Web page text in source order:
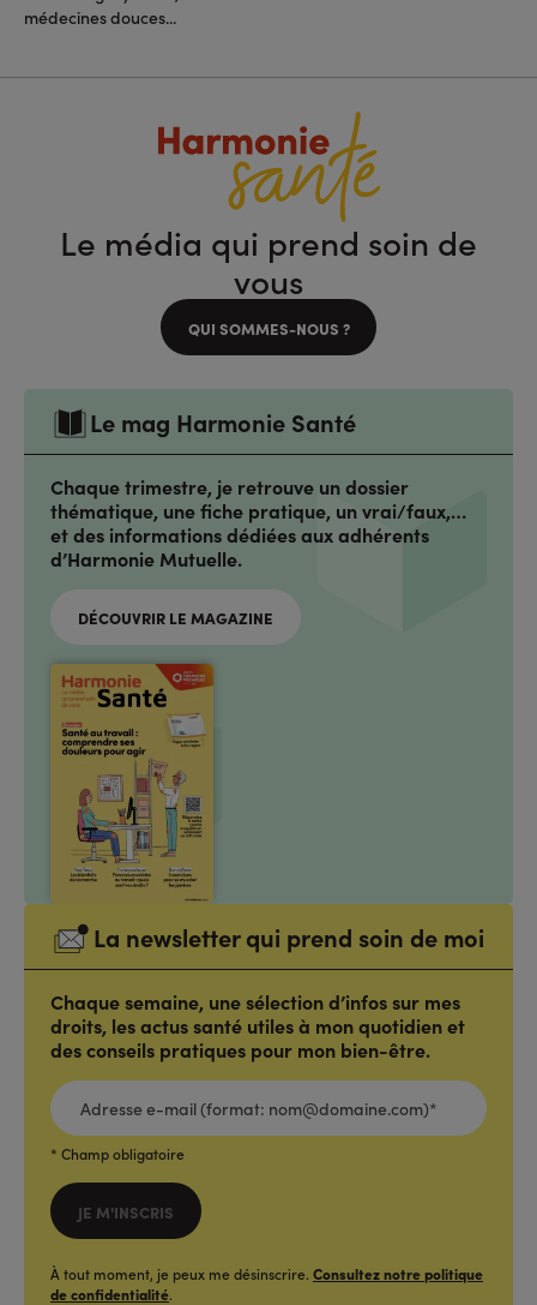
médecines douces...
Le média qui prend soin de
vous
QUI SOMMES-NOUS ?
Le mag Harmonie Santé
Chaque trimestre, je retrouve un dossier
thématique, une fiche pratique, un vrai/faux,…
et des informations dédiées aux adhérents
d’Harmonie Mutuelle.
DÉCOUVRIR LE MAGAZINE
La newsletter qui prend soin de moi
Chaque semaine, une sélection d’infos sur mes
droits, les actus santé utiles à mon quotidien et
des conseils pratiques pour mon bien-être.
ADRESSE
E-
MAIL
(FORMAT:
NOM@DOMAINE.COM)*
* Champ obligatoire
JE M'INSCRIS
À tout moment, je peux me désinscrire. Consultez notre politique
de confidentialité.